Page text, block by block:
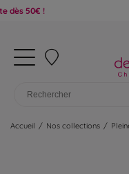
!
Accueil / Nos collections /